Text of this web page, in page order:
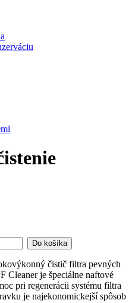
čistič filtra pevných
je špeciálne naftové
pri regenerácii systému filtra
je najekonomickejší spôsob